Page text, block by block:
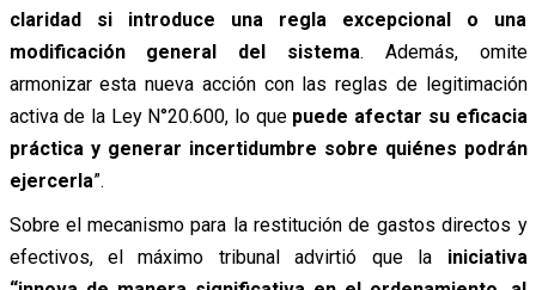
claridad si introduce una regla excepcional o una
modificación general del sistema. Además, omite
armonizar esta nueva acción con las reglas de legitimación
activa de la Ley N°20.600, lo que puede afectar su eficacia
práctica y generar incertidumbre sobre quiénes podrán
ejercerla”.
Sobre el mecanismo para la restitución de gastos directos y
efectivos, el máximo tribunal advirtió que la iniciativa